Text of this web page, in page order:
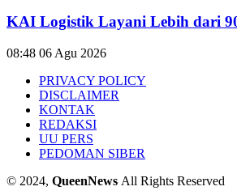
KAI Logistik Layani Lebih dari
08:48 06 Agu 2026
PRIVACY POLICY
DISCLAIMER
KONTAK
REDAKSI
UU PERS
PEDOMAN SIBER
© 2024, QueenNews All Rights Reserved